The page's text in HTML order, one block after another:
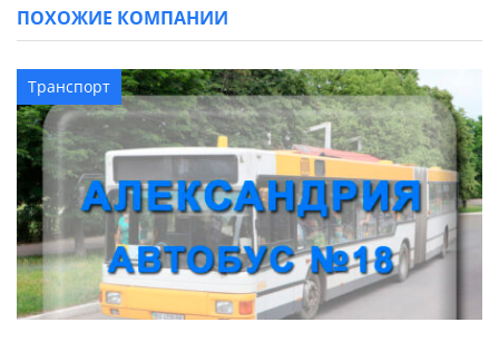
ПОХОЖИЕ КОМПАНИИ
Транспорт